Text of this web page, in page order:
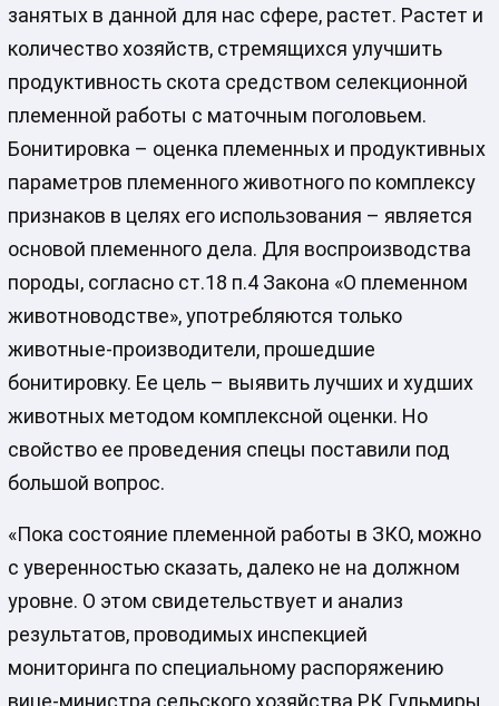
занятых в данной для нас сфере, растет. Растет и
количествохозяйств, стремящихся улучшить
продуктивность скота средством селекционной
племенной работы с маточным поголовьем.
Бонитировка – оценка племенных и продуктивных
параметров племенного животного по комплексу
признаков в целях его использования – является
основой племенного дела. Для воспроизводства
породы, согласно ст.18 п.4 Закона «О племенном
животноводстве», употребляются только
животные-производители, прошедшие
бонитировку. Ее цель – выявить лучших и худших
животных методом комплексной оценки. Но
свойство ее проведения спецы поставили под
большой вопрос.
«Пока состояние племенной работы в ЗКО, можно
с уверенностью сказать, далеко не на должном
уровне. О этом свидетельствует и анализ
результатов, проводимых инспекцией
мониторинга по специальному распоряжению
вице-министра сельского хозяйства РК Гульмиры